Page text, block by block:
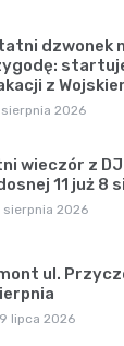
dzwonek
z
sierpnia 2026
wieczór z
11 już 8
sierpnia 2026
ul.
lipca 2026